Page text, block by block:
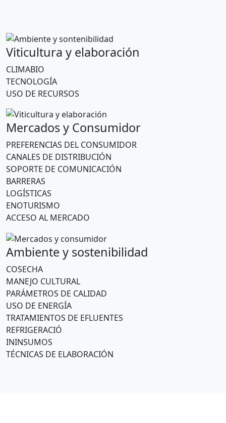
Viticultura y elaboración
CLIMABIO
TECNOLOGÍA
USO DE RECURSOS
Mercados y Consumidor
PREFERENCIAS DEL CONSUMIDOR
CANALES DE DISTRIBUCIÓN
SOPORTE DE COMUNICACIÓN
BARRERAS
LOGÍSTICAS
ENOTURISMO
ACCESO AL MERCADO
Ambiente y sostenibilidad
COSECHA
MANEJO CULTURAL
PARÁMETROS DE CALIDAD
USO DE ENERGÍA
TRATAMIENTOS DE EFLUENTES
REFRIGERACIÓ
ININSUMOS
TÉCNICAS DE ELABORACIÓN